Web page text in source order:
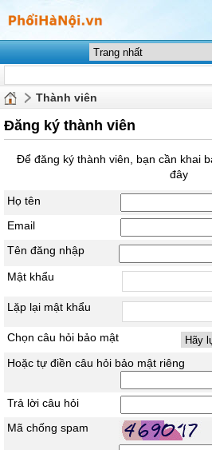
Thành viên
Đăng ký thành viên
Để đăng ký thành viên, bạn cần khai
đây
Họ tên
Email
Tên đăng nhập
Mật khẩu
Lặp lại mật khẩu
Chọn câu hỏi bảo mật
Hoặc tự điền câu hỏi bảo mật riêng
Trả lời câu hỏi
Mã chống spam